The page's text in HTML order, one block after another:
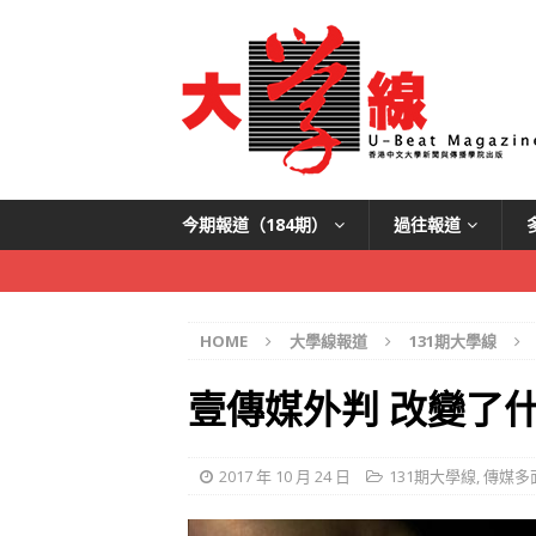
今期報道（184期） 過往報道
HOME 大學線報道 131期大學線
壹傳媒外判 改變了
2017 年 10 月 24 日 131期大學線,傳媒多